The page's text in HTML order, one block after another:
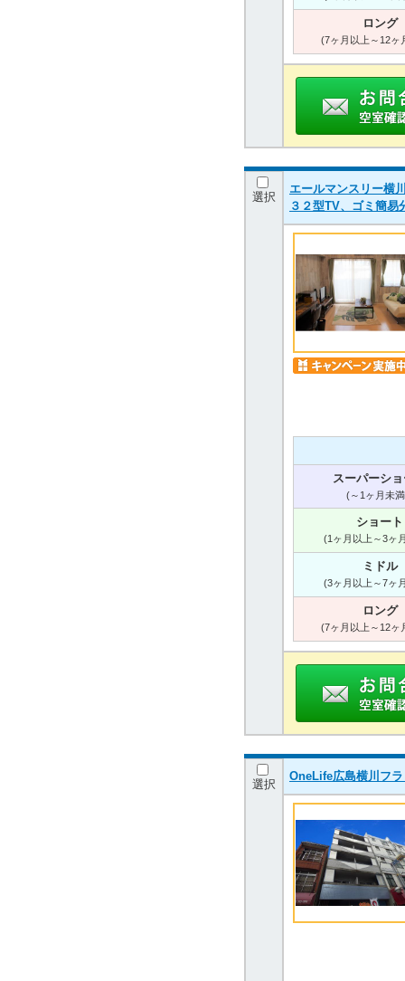
ロング
(7ヶ月以上～12ヶ
選択
エールマンスリー
３２型TV、ゴミ簡易
スーパーシ
(～1ヶ月未
ショート
(1ヶ月以上～3ヶ
ミドル
(3ヶ月以上～7ヶ
ロング
(7ヶ月以上～12ヶ
選択
OneLife広島横川フ